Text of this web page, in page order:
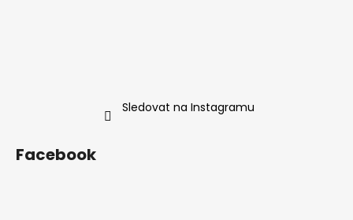
Sledovat na Instagramu
Facebook